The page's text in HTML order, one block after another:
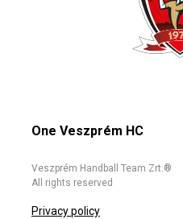
One Veszprém HC
Veszprém Handball Team Zrt.®
All rights reserved
Privacy policy